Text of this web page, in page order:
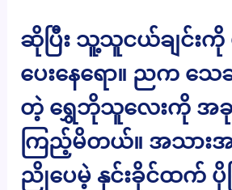
ဆိုပြီး သူ့သူငယ်ချင်းကို
ပေးနေရော။ ညက သေ
တဲ့ ရွှေဘိုသူလေးကို အခု
ကြည့်မိတယ်။ အသား
ညိုပေမဲ့ နှင်းခိုင်ထက်